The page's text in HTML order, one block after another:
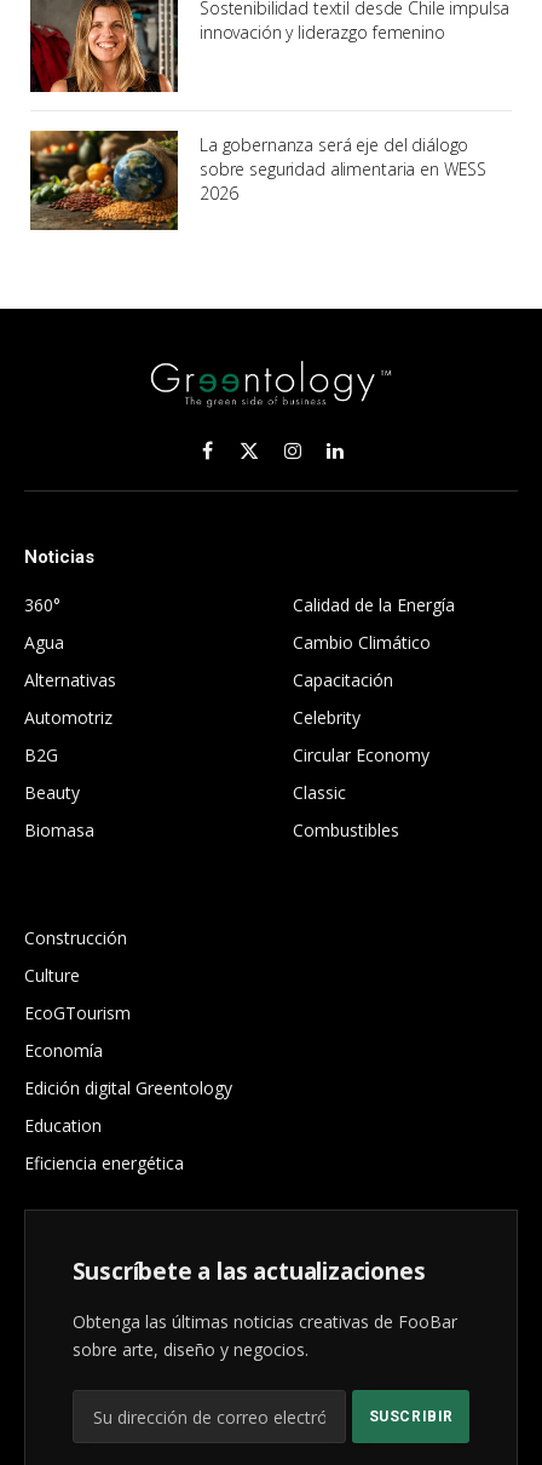
Sostenibilidad textil desde Chile impulsa
innovación y liderazgo femenino
La gobernanza será eje del diálogo
sobre seguridad alimentaria en WESS
2026
Facebook
X
(Twitter)
InstagramLinkedIn
Noticias
360°
Agua
Alternativas
Automotriz
B2G
Beauty
Biomasa
Calidad de la Energía
Cambio Climático
Capacitación
Celebrity
Circular Economy
Classic
Combustibles
Construcción
Culture
EcoGTourism
Economía
Edición digital Greentology
Education
Eficiencia energética
Suscríbete a las actualizaciones
Obtenga las últimas noticias creativas de FooBar
sobre arte, diseño y negocios.